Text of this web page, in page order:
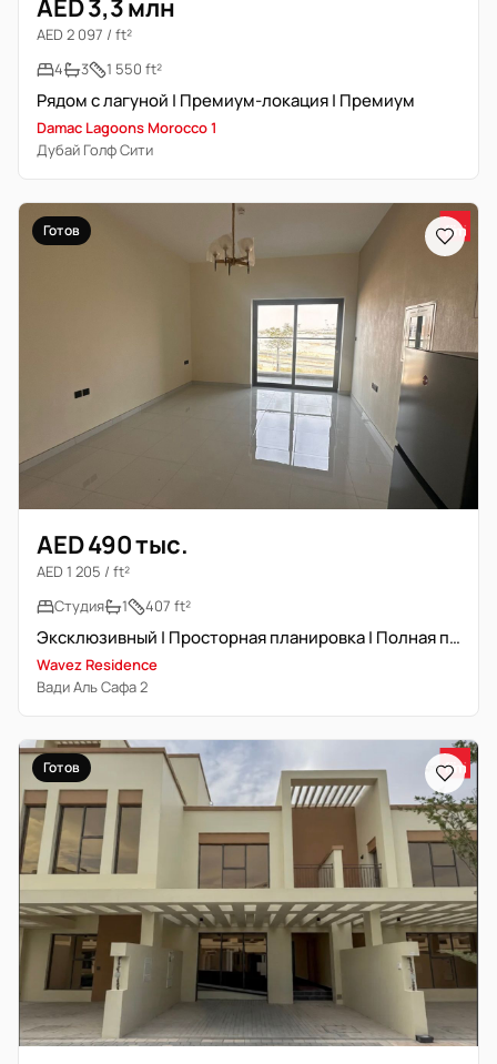
AED 3,3 млн
AED 2 097 / ft²
4
3 1 550 ft²
Рядом с лагуной | Премиум-локация | Премиум
Damac Lagoons Morocco 1
Дубай Голф Сити
Готов
AED 490 тыс.
AED 1 205 / ft²
Студия
1 407 ft²
Эксклюзивный | Просторная планировка | Полная приватность
Wavez Residence
Вади Аль Сафа 2
Готов